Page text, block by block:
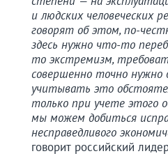
и людских человеческих
говорят об этом, по-
здесь нужно что-то
то экстремизм,
совершенно точно
учитывать это
только при учете этого
мы можем добиться
несправедливого
говорит российский